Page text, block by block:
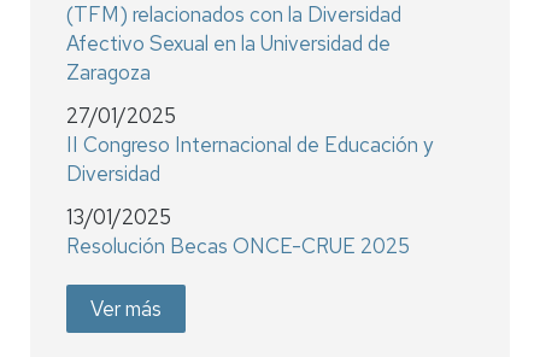
(TFM) relacionados con la Diversidad
Afectivo Sexual en la Universidad de
Zaragoza
27/01/2025
II Congreso Internacional de Educación y
Diversidad
13/01/2025
Resolución Becas ONCE-CRUE 2025
Ver más